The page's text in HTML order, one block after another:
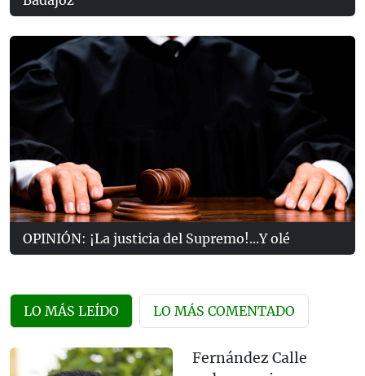
OPINIÓN: ¡La justicia del Supremo!...Y olé
LO MÁS LEÍDO LO MÁS COMENTADO
Fernández Calle